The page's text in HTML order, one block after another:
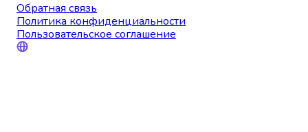
Обратная связь
Политика конфиденциальности
Пользовательское соглашение